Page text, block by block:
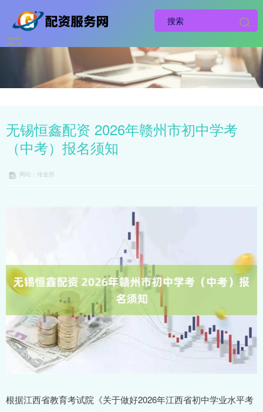
无锡恒鑫配资 2026年赣州市初中学考
（中考）报名须知
网站：传金所
根据江西省教育考试院《关于做好2026年江西省初中学业水平考